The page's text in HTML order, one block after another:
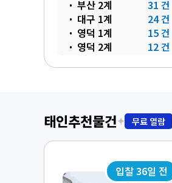
부산 2계
31 건
대구 1계
24 건
영덕 1계
15 건
영덕 2계
12 건
태인추천물건✦ 무료 열람
입찰 36일 전